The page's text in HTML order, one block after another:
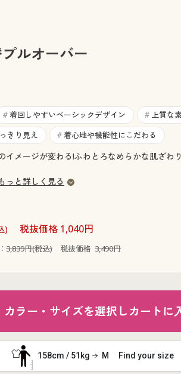
ジュニア・ティーンズ下着
大きいサイズ 事務・制服
ルオーバー
# 着回しやすいベーシックデザイン # 上質な
きり見え # 着心地や機能性にこだわる
イメージが変わる!ふわとろなめらかな肌ざわ
っと詳しく見る
) 税抜価格 1,040円
3,839円(税込) 税抜価格 3,490円
カラー・サイズを選択しカートに
158cm / 51kg M Find your size